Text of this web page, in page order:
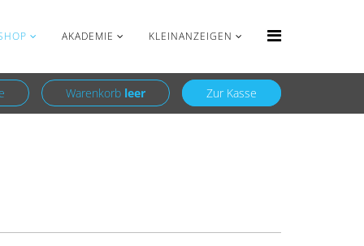
AKADEMIE KLEINANZEIGEN
Warenkorb leer Zur Kasse